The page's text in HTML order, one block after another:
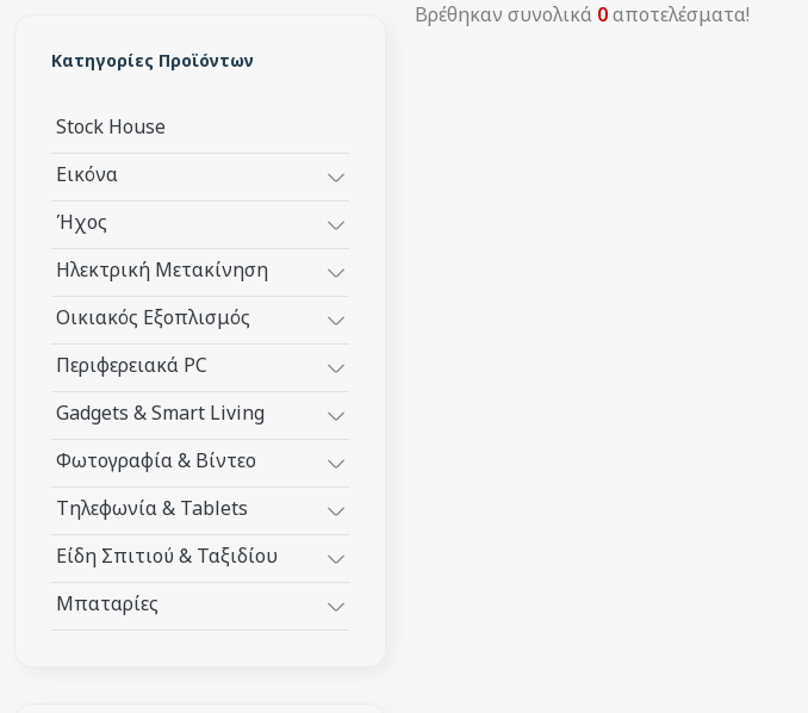
Κατηγορίες Προϊόντων
Stock House
Εικόνα
Ήχος
Ηλεκτρική Μετακίνηση
Οικιακός Εξοπλισμός
Περιφερειακά PC
Gadgets & Smart Living
Φωτογραφία & Βίντεο
Τηλεφωνία & Tablets
Είδη Σπιτιού & Ταξιδίου
Μπαταρίες
Βρέθηκαν συνολικά 0αποτελέσματα!